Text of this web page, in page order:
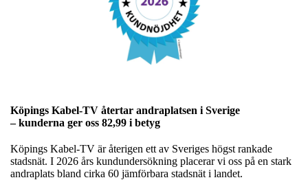
Köpings Kabel-TV återtar andraplatsen i Sverige
– kunderna ger oss 82,99 i betyg
Köpings Kabel-TV är återigen ett av Sveriges högst rankade
stadsnät. I 2026 års kundundersökning placerar vi oss på en stark
andraplats bland cirka 60 jämförbara stadsnät i landet.